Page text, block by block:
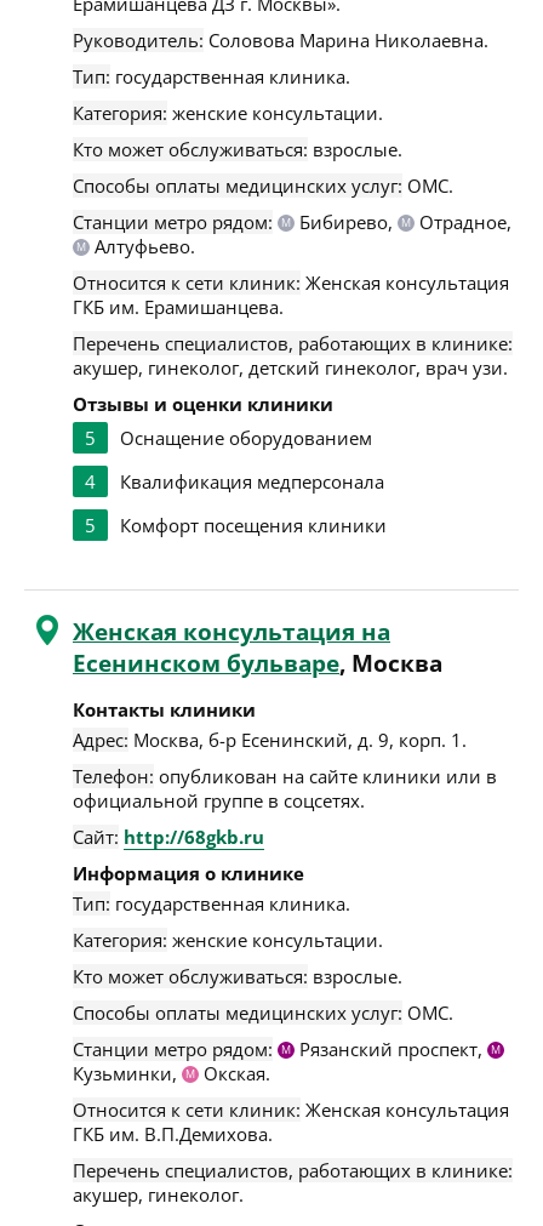
Руководитель: Соловова Марина Николаевна.
Тип: государственная клиника.
Категория: женские консультации.
Кто может обслуживаться: взрослые.
Способы оплаты медицинских услуг: ОМС.
Станции метро рядом:
М Бибирево, М Отрадное,
М
Алтуфьево.
Относится к сети клиник: Женская консультация
ГКБ им. Ерамишанцева.
Перечень специалистов, работающих в клинике:
акушер, гинеколог, детский гинеколог, врач узи.
Отзывы и оценки клиники
5
Оснащение оборудованием
4
Квалификация медперсонала
5
Комфорт посещения клиники
Женская консультация на
Есенинском бульваре, Москва
Контакты клиники
Адрес: Москва, б-р Есенинский, д. 9, корп. 1 .
Телефон: опубликован на сайте клиники или в
официальной группе в соцсетях.
Сайт: http://68gkb.ru
Информация о клинике
Тип: государственная клиника.
Категория: женские консультации.
Кто может обслуживаться: взрослые.
Способы оплаты медицинских услуг: ОМС.
Станции метро рядом:
М Рязанский проспект, М
Кузьминки, М
Окская.
Относится к сети клиник: Женская консультация
ГКБ им. В.П.Демихова.
Перечень специалистов, работающих в клинике:
акушер, гинеколог.